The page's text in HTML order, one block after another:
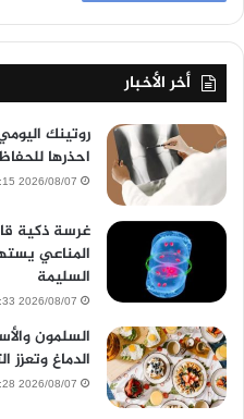
أخر الأخبار
احذرها
2026/08/07 8:45:15 مساءً
غرسة ذكية
المناعي
السليمة
2026/08/07 7:18:33 مساءً
السلمون
الدماغ وتعزز
2026/08/07 5:57:28 مساءً